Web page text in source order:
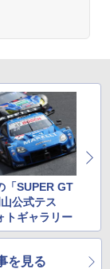
「SUPER GT
公式テス
トギャラリー
を見る